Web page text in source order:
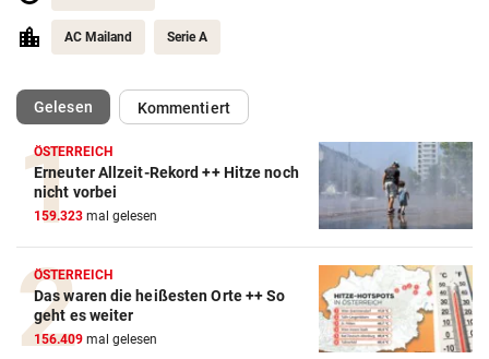
AC Mailand Serie A
Gelesen(ausgewählt)Kommentiert
ÖSTERREICH
Erneuter Allzeit-Rekord ++ Hitze noch
nicht vorbei
159.323 mal gelesen
ÖSTERREICH
Das waren die heißesten Orte ++ So
geht es weiter
156.409 mal gelesen
Action-Cam Vergleich